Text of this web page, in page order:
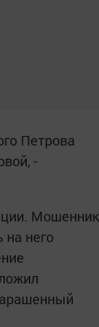
Петрова
-
Мошенник
него